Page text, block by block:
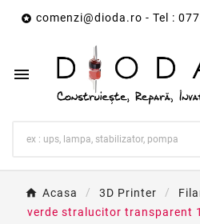
 comenzi@dioda.ro - Tel :

Acasa 3D Printer
verde stralucitor transparent